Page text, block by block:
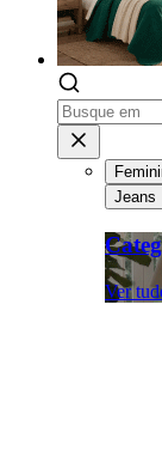
Jeans
Ver